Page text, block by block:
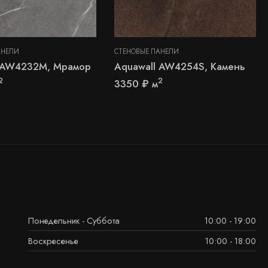
Мрамор
СТЕНОВЫЕ ПАНЕЛИ
Aquawall AW4254S, Камень
3350₽ м2
Понедельник - Суббота
10:00 - 19:00
Воскресенье
10:00 - 18:00